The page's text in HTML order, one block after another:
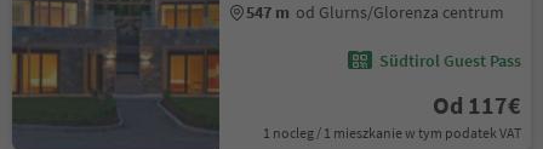
547 m od Glurns/Glorenza centrum
Südtirol Guest Pass
Od 117€
1 nocleg / 1 mieszkanie w tym podatek VAT